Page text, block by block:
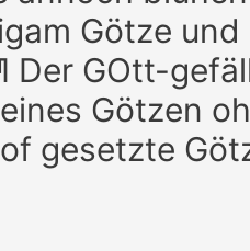
Götze
Der GOtt-
Götzen
gesetzte